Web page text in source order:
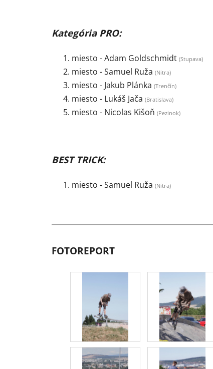
Kategória PRO:
miesto - Adam Goldschmidt (Stupava)
miesto - Samuel Ruža (Nitra)
miesto - Jakub Plánka (Trenčín)
miesto - Lukáš Jača (Bratislava)
miesto - Nicolas Kišoň (Pezinok)
BEST TRICK:
miesto - Samuel Ruža (Nitra)
FOTOREPORT